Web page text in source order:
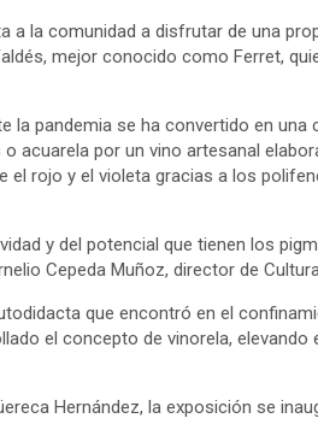
a la comunidad a disfrutar de una
mejor conocido como Ferret,
la pandemia se ha convertido en una
acuarela por un vino artesanal
rojo y el violeta gracias a los
y del potencial que tienen los
Cepeda Muñoz, director de
que encontró en el
el concepto de vinorela, elevando
Hernández, la exposición se